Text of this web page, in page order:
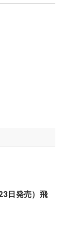
日発売）飛